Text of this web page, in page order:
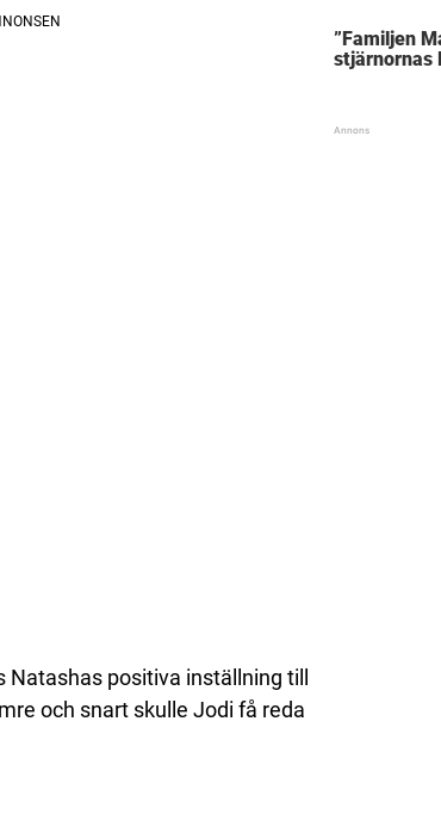
Natashas positiva inställning till
och snart skulle Jodi få reda
”Familjen
stjärnornas